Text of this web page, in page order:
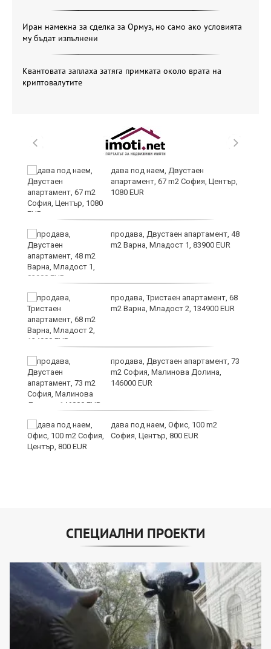
Иран намекна за сделка за Ормуз, но само ако условията
му бъдат изпълнени
Квантовата заплаха затяга примката около врата на
криптовалутите
дава под наем, Двустаен
апартамент, 67 m2 София, Център,
1080 EUR
продава, Двустаен апартамент, 48
m2 Варна, Младост 1, 83900 EUR
продава, Тристаен апартамент, 68
m2 Варна, Младост 2, 134900 EUR
продава, Двустаен апартамент, 73
m2 София, Малинова Долина,
146000 EUR
дава под наем, Офис, 100 m2
София, Център, 800 EUR
СПЕЦИАЛНИ ПРОЕКТИ